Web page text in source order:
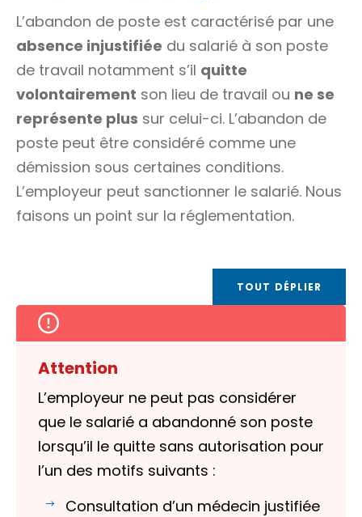
L’abandon de poste est caractérisé par une
absence injustifiée du salarié à son poste
de travail notamment s’il quitte
volontairement son lieu de travail ou ne se
représente plus sur celui-ci. L’abandon de
poste peut être considéré comme une
démission sous certaines conditions.
L’employeur peut sanctionner le salarié. Nous
faisons un point sur la réglementation.
TOUT DÉPLIER
Attention
L’employeur ne peut pas considérer
que le salarié a abandonné son poste
lorsqu’il le quitte sans autorisation pour
l’un des motifs suivants :
Consultation d’un médecin justifiée